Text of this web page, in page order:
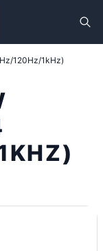
120Hz/1kHz)